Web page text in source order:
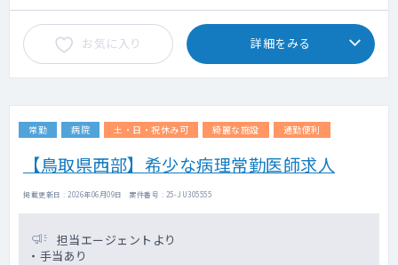
お気に入り 詳細をみる
常勤 病院 土・日・祝休み可 綺麗な施設 通勤便利
【鳥取県西部】希少な病理常勤医師求人
掲載更新日 : 2026年06月09日 案件番号 : 25-JU305555
担当エージェントより
・手当あり